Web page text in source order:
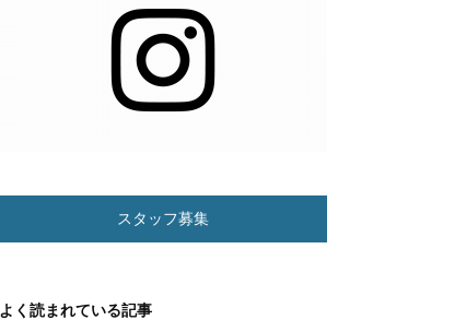
スタッフ募集
よく読まれている記事